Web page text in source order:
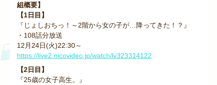
組概要】
【1日目】
『じょしおちっ！～2階から女の子が…降ってきた！？』
・108話分放送
12月24日(火)22:30～
https://live2.nicovideo.jp/watch/lv323314122
【2日目】
『25歳の女子高生。』